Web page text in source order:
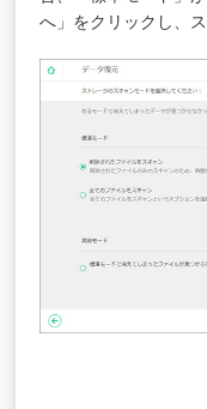
へ」をクリックし、